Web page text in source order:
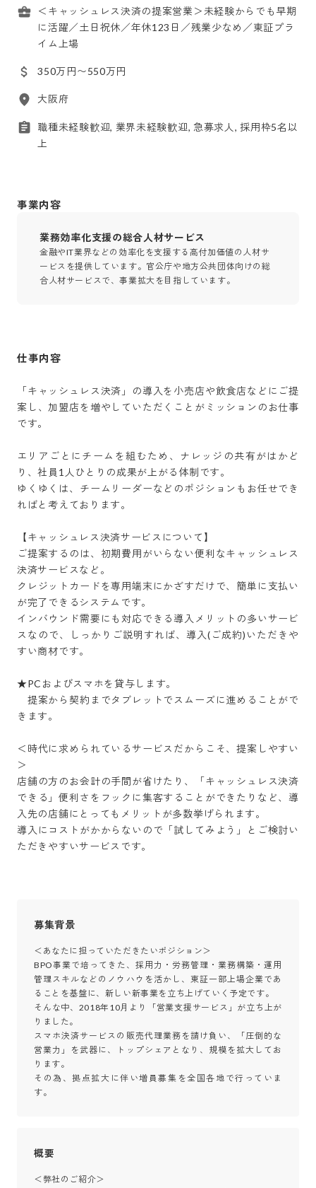
＜キャッシュレス決済の提案営業＞未経験からでも早期
に活躍／土日祝休／年休123日／残業少なめ／東証プラ
イム上場
350万円〜550万円
大阪府
職種未経験歓迎, 業界未経験歓迎, 急募求人, 採用枠5名以
上
事業内容
業務効率化支援の総合人材サービス
金融やIT業界などの効率化を支援する高付加価値の人材サ
ービスを提供しています。官公庁や地方公共団体向けの総
合人材サービスで、事業拡大を目指しています。
仕事内容
「キャッシュレス決済」の導入を小売店や飲食店などにご提
案し、加盟店を増やしていただくことがミッションのお仕事
です。
エリアごとにチームを組むため、ナレッジの共有がはかど
り、社員1人ひとりの成果が上がる体制です。
ゆくゆくは、チームリーダーなどのポジションもお任せでき
ればと考えております。
【キャッシュレス決済サービスについて】
ご提案するのは、初期費用がいらない便利なキャッシュレス
決済サービスなど。
クレジットカードを専用端末にかざすだけで、簡単に支払い
が完了できるシステムです。
インバウンド需要にも対応できる導入メリットの多いサービ
スなので、しっかりご説明すれば、導入(ご成約)いただきや
すい商材です。
★PCおよびスマホを貸与します。
提案から契約までタブレットでスムーズに進めることがで
きます。
＜時代に求められているサービスだからこそ、提案しやすい
＞
店舗の方のお会計の手間が省けたり、「キャッシュレス決済
できる」便利さをフックに集客することができたりなど、導
入先の店舗にとってもメリットが多数挙げられます。
導入にコストがかからないので「試してみよう」とご検討い
ただきやすいサービスです。
募集背景
＜あなたに担っていただきたいポジション＞
BPO事業で培ってきた、採用力・労務管理・業務構築・運用
管理スキルなどのノウハウを活かし、東証一部上場企業であ
ることを基盤に、新しい新事業を立ち上げていく予定です。
そんな中、2018年10月より「営業支援サービス」が立ち上が
りました。
スマホ決済サービスの販売代理業務を請け負い、「圧倒的な
営業力」を武器に、トップシェアとなり、規模を拡大してお
ります。
その為、拠点拡大に伴い増員募集を全国各地で行っていま
す。
概要
＜弊社のご紹介＞